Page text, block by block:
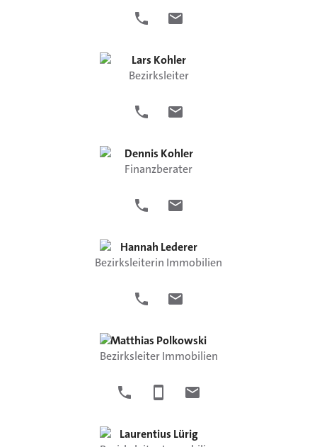
Lars Kohler
Bezirksleiter
Dennis Kohler
Finanzberater
Hannah Lederer
Bezirksleiterin Immobilien
Matthias Polkowski
Bezirksleiter Immobilien
Laurentius Lürig